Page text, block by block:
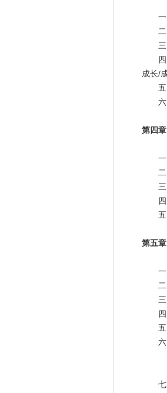
一．
二
三．
四．
成长/
五．
六
第四
一
二．
三．
四．
五．
第五
一．
二．
三．
四
五．
六
1.
2.
七．